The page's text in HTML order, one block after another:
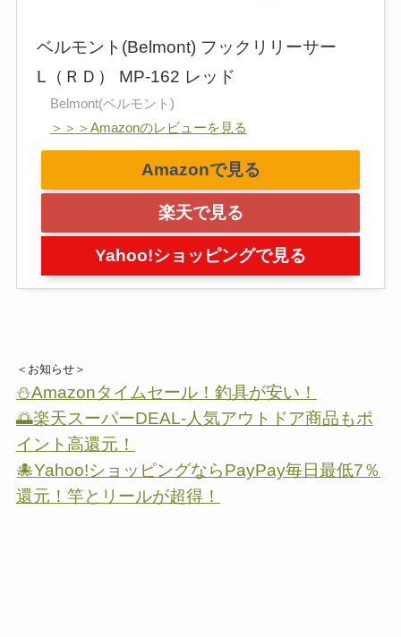
ベルモント(Belmont) フックリリーサー
L（ＲＤ） MP-162 レッド
Belmont(ベルモント)
＞＞＞Amazonのレビューを見る
Amazonで見る
楽天で見る
Yahoo!ショッピングで見る
＜お知らせ＞
⛄Amazonタイムセール！釣具が安い！
🌅楽天スーパーDEAL-人気アウトドア商品もポ
イント高還元！
🐙Yahoo!ショッピングならPayPay毎日最低7％
還元！竿とリールが超得！